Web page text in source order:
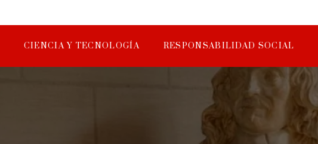
CIENCIA Y TECNOLOGÍA RESPONSABILIDAD SOCIAL